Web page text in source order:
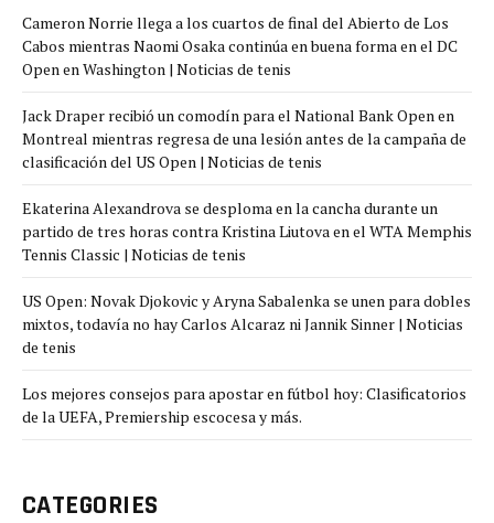
Cameron Norrie llega a los cuartos de final del Abierto de Los
Cabos mientras Naomi Osaka continúa en buena forma en el DC
Open en Washington | Noticias de tenis
Jack Draper recibió un comodín para el National Bank Open en
Montreal mientras regresa de una lesión antes de la campaña de
clasificación del US Open | Noticias de tenis
Ekaterina Alexandrova se desploma en la cancha durante un
partido de tres horas contra Kristina Liutova en el WTA Memphis
Tennis Classic | Noticias de tenis
US Open: Novak Djokovic y Aryna Sabalenka se unen para dobles
mixtos, todavía no hay Carlos Alcaraz ni Jannik Sinner | Noticias
de tenis
Los mejores consejos para apostar en fútbol hoy: Clasificatorios
de la UEFA, Premiership escocesa y más.
CATEGORIES